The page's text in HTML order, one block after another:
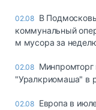
02.08 В
коммунальный
м мусора за
02.08 Минпромторг
"Уралкриомаша" в
02.08 Европа в